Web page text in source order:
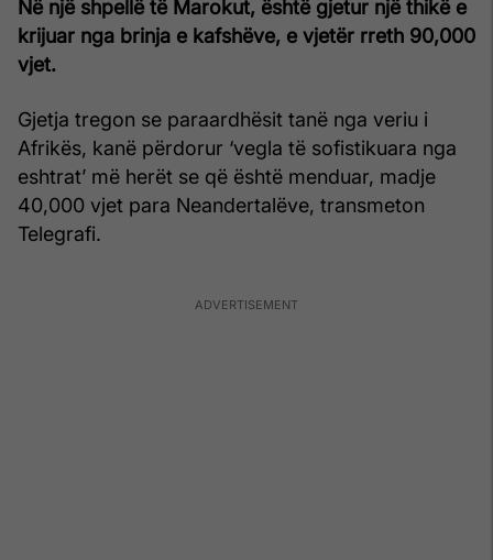
Në një shpellë të Marokut, është gjetur një thikë e
krijuar nga brinja e kafshëve, e vjetër rreth 90,000
vjet.
Gjetja tregon se paraardhësit tanë nga veriu i
Afrikës, kanë përdorur ‘vegla të sofistikuara nga
eshtrat’ më herët se që është menduar, madje
40,000 vjet para Neandertalëve, transmeton
Telegrafi.